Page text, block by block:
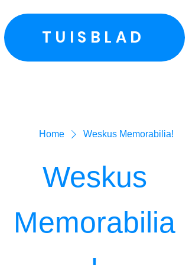
TUISBLAD
Home Weskus Memorabilia!
Weskus
Memorabilia